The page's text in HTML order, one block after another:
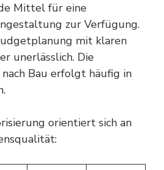
Mittel für eine
zur Verfügung.
mit klaren
unerlässlich. Die
Bau erfolgt häufig in
orientiert sich an